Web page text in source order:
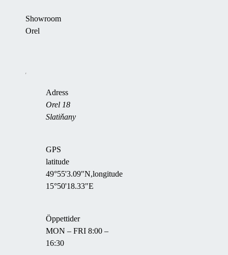
Showroom
Orel
Adress
Orel 18
Slatiňany
GPS
latitude
49°55'3.09"N,longitude
15°50'18.33"E
Öppettider
MON – FRI 8:00 –
16:30